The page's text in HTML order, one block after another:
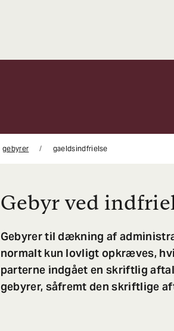
gebyrer gaeldsindfrielse
Gebyr ved
Gebyrer til dækning af
normalt kun lovligt opkræves,
parterne indgået en skriftlig
gebyrer, såfremt den skriftlige